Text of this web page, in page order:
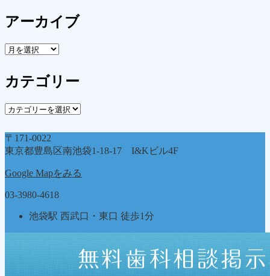
アーカイブ
ア
カ
イ
カテゴリー
カ
ゴ
リ
〒171-0022
東京都豊島区南池袋1-18-17 I&Kビル4F
Google Mapをみる
03-3980-4618
池袋駅 西武口・東口 徒歩1分